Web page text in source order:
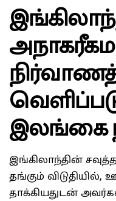
இலங்கை
இங்கிலாந்தின்
தங்கும்
தாக்கியதுடன்